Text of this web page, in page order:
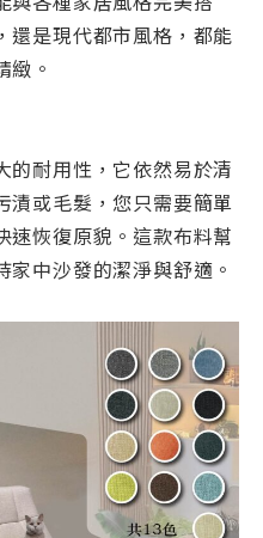
還是現代都市風格，都能
緻。
的耐用性，它依然易於清
漬或毛髮，您只需要簡單
速恢復原貌。這款布料幫
中沙發的潔淨與舒適。